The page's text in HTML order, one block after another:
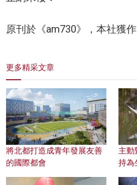
原刊於《am730》，本社獲作
更多精采文章
將北都打造成青年發展友善
的國際都會
主動
持為